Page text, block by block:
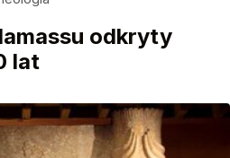
odkryty
lat